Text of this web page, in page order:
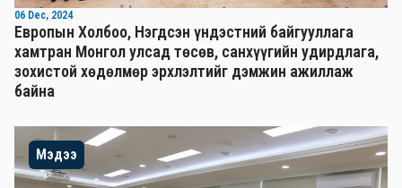
06 Dec, 2024
Европын Холбоо, Нэгдсэн үндэстний байгууллага
хамтран Монгол улсад төсөв, санхүүгийн удирдлага,
зохистой хөдөлмөр эрхлэлтийг дэмжин ажиллаж
байна
Мэдээ